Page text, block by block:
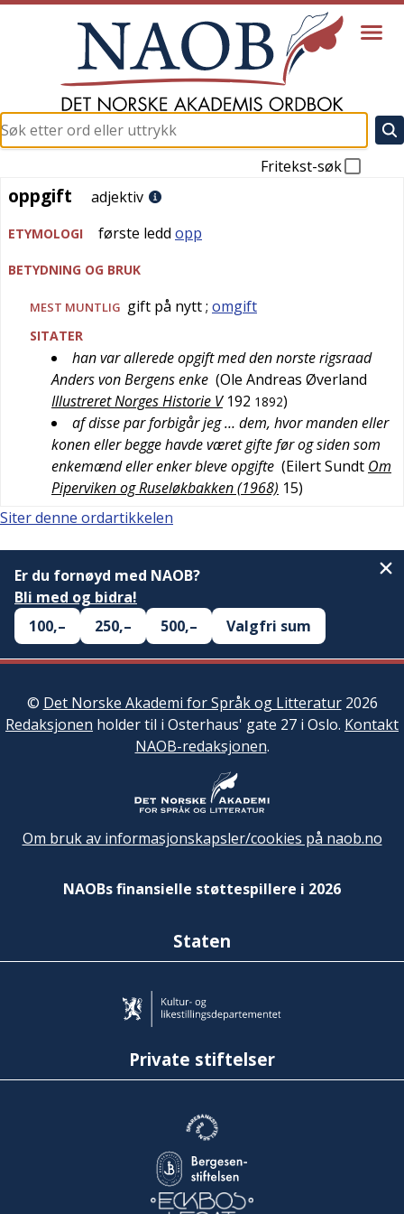
Fritekst-søk
oppgift
oppgift adjektiv
ETYMOLOGI første ledd opp
BETYDNING OG BRUK
MEST MUNTLIG gift på nytt; omgift
SITATER
han var allerede opgift med den norste rigsraad
Anders von Bergens enke (Ole Andreas Øverland
Illustreret Norges Historie V 192 1892)
af disse par forbigår jeg … dem, hvor manden eller
konen eller begge havde været gifte før og siden som
enkemænd eller enker bleve opgifte (Eilert Sundt Om
Piperviken og Ruseløkbakken (1968) 15)
Siter denne ordartikkelen
Er du fornøyd med NAOB?
Bli med og bidra!
100,–
250,– 500,– Valgfri sum
© Det Norske Akademi for Språk og Litteratur2026
Redaksjonen holder til i Osterhaus' gate 27 i Oslo. Kontakt
NAOB-redaksjonen.
Om bruk av informasjonskapsler/cookies på naob.no
NAOBs finansielle støttespillere i 2026
Staten
Private stiftelser